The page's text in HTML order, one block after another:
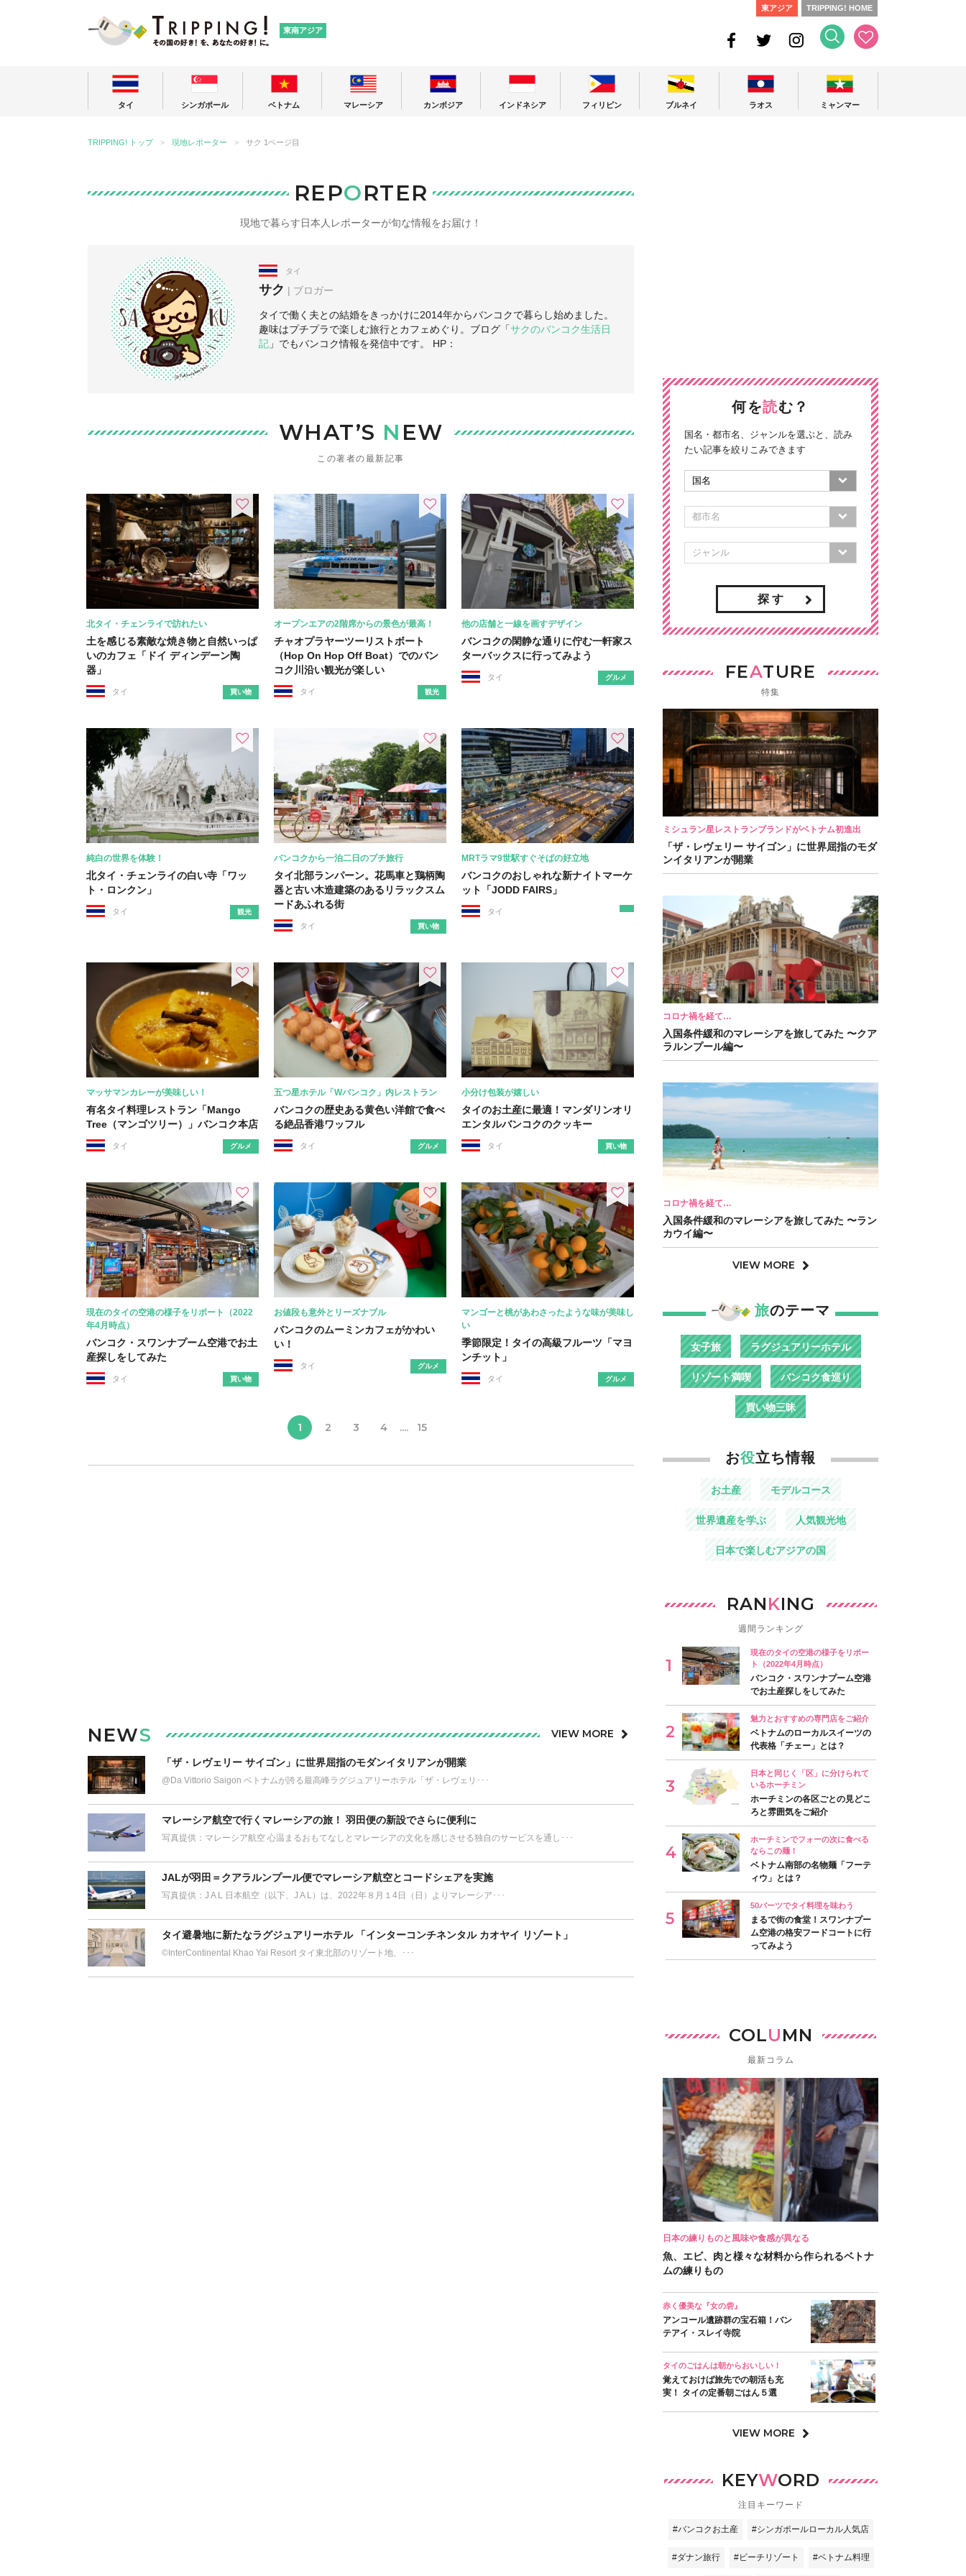
東南アジア
東アジア TRIPPING! HOME
タイ シンガポール ベトナム マレーシア カンボジア インドネシア フィリピン ブルネイ ラオス ミャンマー
TRIPPING! トップ 現地レポーター サク 1ページ目
REPORTER
現地で暮らす日本人レポーターが旬な情報をお届け！
タイ
サク | ブロガー
タイで働く夫との結婚をきっかけに2014年からバンコクで暮らし始めました。
趣味はプチプラで楽しむ旅行とカフェめぐり。ブログ「サクのバンコク生活日
記」でもバンコク情報を発信中です。 HP：
WHAT’S N EW
この著者の最新記事
北タイ・チェンライで訪れたい
土を感じる素敵な焼き物と自然いっぱ
いのカフェ「ドイ ディンデーン陶
器」
タイ 買い物
オープンエアの2階席からの景色が最高！
チャオプラヤーツーリストボート
（Hop On Hop Off Boat）でのバン
コク川沿い観光が楽しい
タイ 観光
他の店舗と一線を画すデザイン
バンコクの閑静な通りに佇む一軒家ス
ターバックスに行ってみよう
タイ グルメ
純白の世界を体験！
北タイ・チェンライの白い寺「ワッ
ト・ロンクン」
タイ 観光
バンコクから一泊二日のプチ旅行
タイ北部ランパーン。花馬車と鶏柄陶
器と古い木造建築のあるリラックスム
ードあふれる街
タイ 買い物
MRTラマ9世駅すぐそばの好立地
バンコクのおしゃれな新ナイトマーケ
ット「JODD FAIRS」
タイ
マッサマンカレーが美味しい！
有名タイ料理レストラン「Mango
Tree（マンゴツリー）」バンコク本店
タイ グルメ
五つ星ホテル「Wバンコク」内レストラン
バンコクの歴史ある黄色い洋館で食べ
る絶品香港ワッフル
タイ グルメ
小分け包装が嬉しい
タイのお土産に最適！マンダリンオリ
エンタルバンコクのクッキー
タイ 買い物
現在のタイの空港の様子をリポート（2022
年4月時点）
バンコク・スワンナプーム空港でお土
産探しをしてみた
タイ 買い物
お値段も意外とリーズナブル
バンコクのムーミンカフェがかわい
い！
タイ グルメ
マンゴーと桃があわさったような味が美味し
い
季節限定！タイの高級フルーツ「マヨ
ンチット」
タイ グルメ
1 2 3 4 .... 15
NEWS VIEW MORE
「ザ・レヴェリー サイゴン」に世界屈指のモダンイタリアンが開業
@Da Vittorio Saigon ベトナムが誇る最高峰ラグジュアリーホテル「ザ・レヴェリ･･･
マレーシア航空で行くマレーシアの旅！ 羽田便の新設でさらに便利に
写真提供：マレーシア航空 心温まるおもてなしとマレーシアの文化を感じさせる独自のサービスを通し･･･
JALが羽田＝クアラルンプール便でマレーシア航空とコードシェアを実施
写真提供：J A L 日本航空（以下、J A L）は、2022年８月１4日（日）よりマレーシア･･･
タイ避暑地に新たなラグジュアリーホテル 「インターコンチネンタル カオヤイ リゾート」
©︎InterContinental Khao Yai Resort タイ東北部のリゾート地、･･･
何を読む？
国名・都市名、ジャンルを選ぶと、読み
たい記事を絞りこみできます
探 す
FEATURE
特集
ミシュラン星レストランブランドがベトナム初進出
「ザ・レヴェリー サイゴン」に世界屈指のモダ
ンイタリアンが開業
コロナ禍を経て…
入国条件緩和のマレーシアを旅してみた 〜クア
ラルンプール編〜
コロナ禍を経て…
入国条件緩和のマレーシアを旅してみた 〜ラン
カウイ編〜
VIEW MORE
旅のテーマ
女子旅 ラグジュアリーホテル
リゾート満喫 バンコク食巡り
買い物三昧
お役立ち情報
お土産 モデルコース
世界遺産を学ぶ 人気観光地
日本で楽しむアジアの国
RANKING
週間ランキング
現在のタイの空港の様子をリポー
ト（2022年4月時点）
バンコク・スワンナプーム空港
でお土産探しをしてみた
魅力とおすすめの専門店をご紹介
ベトナムのローカルスイーツの
代表格「チェー」とは？
日本と同じく「区」に分けられて
いるホーチミン
ホーチミンの各区ごとの見どこ
ろと雰囲気をご紹介
ホーチミンでフォーの次に食べる
ならこの麺！
ベトナム南部の名物麺「フーテ
ィウ」とは？
50バーツでタイ料理を味わう
まるで街の食堂！スワンナプー
ム空港の格安フードコートに行
ってみよう
COLUMN
最新コラム
日本の練りものと風味や食感が異なる
魚、エビ、肉と様々な材料から作られるベトナ
ムの練りもの
赤く優美な『女の砦』
アンコール遺跡群の宝石箱！バン
テアイ・スレイ寺院
タイのごはんは朝からおいしい！
覚えておけば旅先での朝活も充
実！ タイの定番朝ごはん５選
VIEW MORE
KEYWORD
注目キーワード
#バンコクお土産 #シンガポールローカル人気店
#ダナン旅行 #ビーチリゾート #ベトナム料理